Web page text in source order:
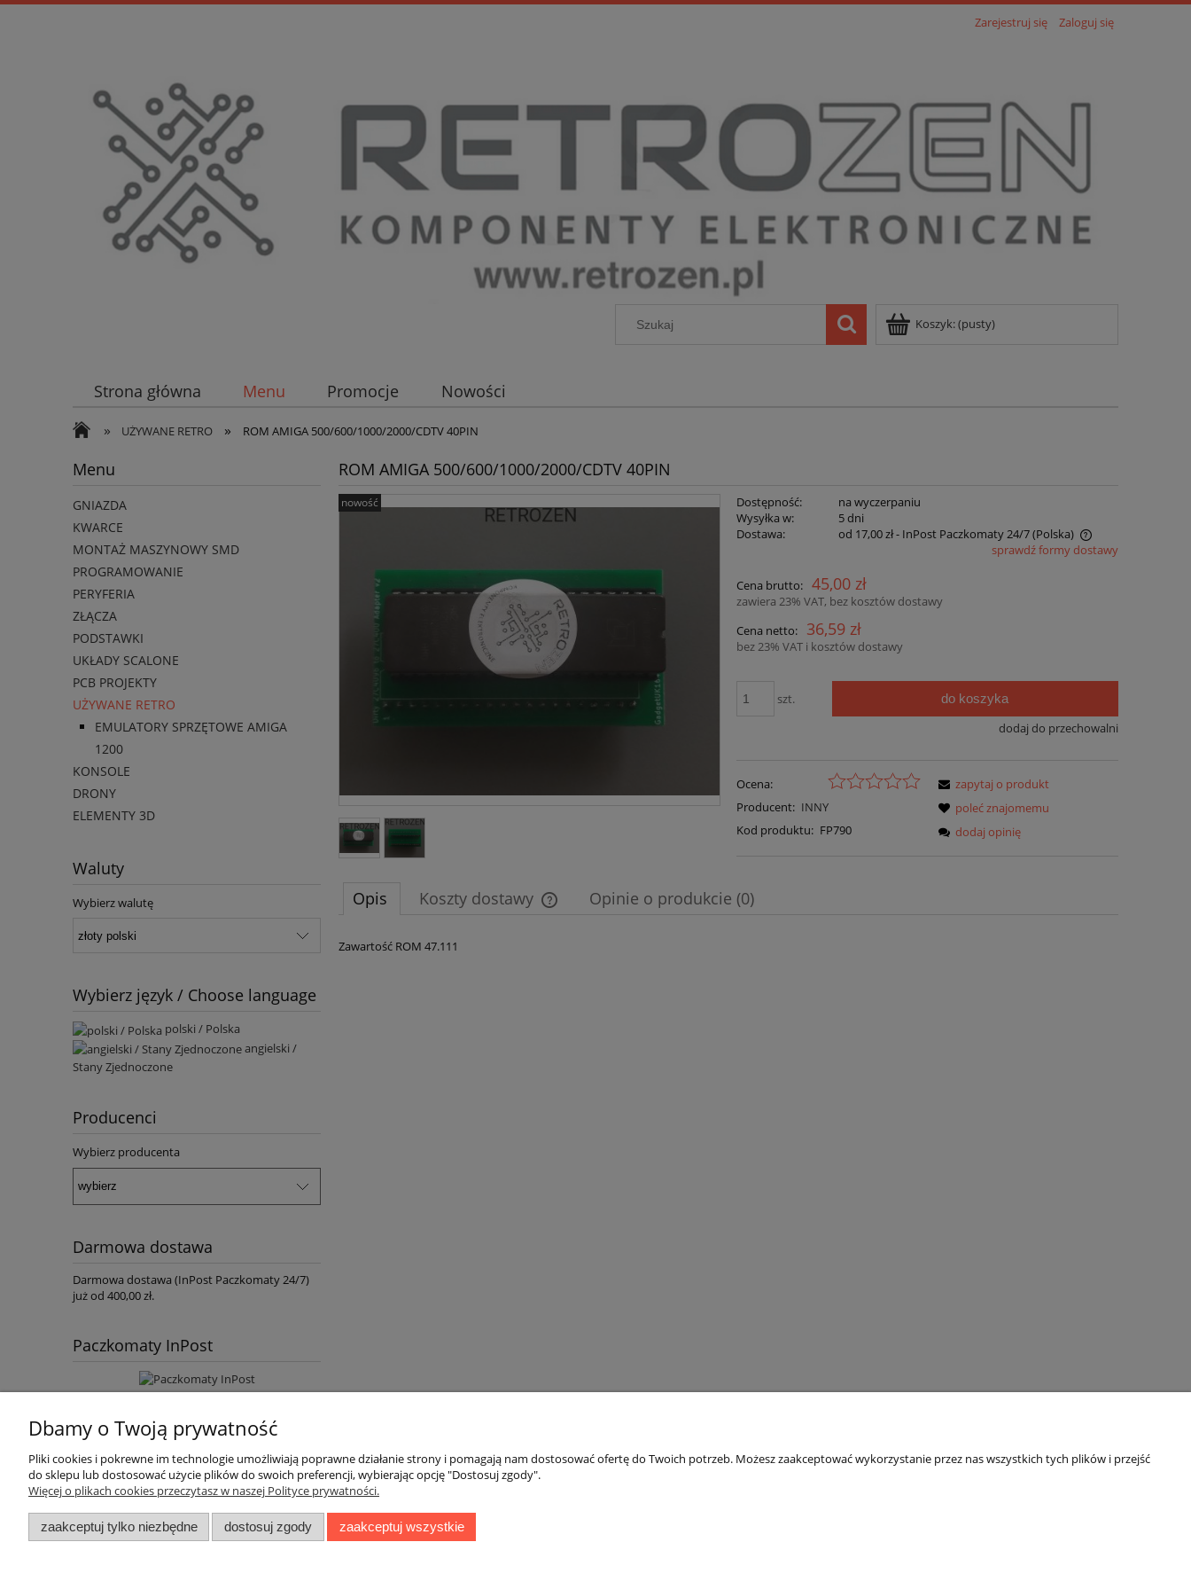
Zarejestruj się Zaloguj się
Koszyk:(pusty)
Strona główna Menu Promocje Nowości
» UŻYWANE RETRO » ROM AMIGA 500/600/1000/2000/CDTV 40PIN
Menu
GNIAZDA
KWARCE
MONTAŻ MASZYNOWY SMD
PROGRAMOWANIE
PERYFERIA
ZŁĄCZA
PODSTAWKI
UKŁADY SCALONE
PCB PROJEKTY
UŻYWANE RETRO
EMULATORY SPRZĘTOWE AMIGA
1200
KONSOLE
DRONY
ELEMENTY 3D
Waluty
Wybierz walutę
Wybierz język / Choose language
polski / Polska
angielski /
Stany Zjednoczone
Producenci
Wybierz producenta
Darmowa dostawa
Darmowa dostawa (InPost Paczkomaty 24/7)
już od 400,00 zł.
Paczkomaty InPost
ROM AMIGA 500/600/1000/2000/CDTV 40PIN
nowość Dostępność:
na wyczerpaniu
Wysyłka w:
5 dni
Dostawa:
od 17,00 zł- InPost Paczkomaty 24/7(Polska)
płatności
sprawdź formy dostawy
Cena brutto: 45,00 zł
zawiera 23% VAT, bez kosztów dostawy
Cena netto:
36,59 zł
bez 23% VAT i kosztów dostawy
szt. do koszyka
dodaj do przechowalni
Ocena:
Producent: INNY
Kod produktu: FP790
zapytaj o produkt
poleć znajomemu
dodaj opinię
Opis Koszty dostawy Opinie o produkcie (0)
Zawartość ROM 47.111
O nas
Blog
Regulamin sklepu
Dbamy o Twoją prywatność
Pliki cookies i pokrewne im technologie umożliwiają poprawne działanie strony i pomagają nam dostosować ofertę do Twoich potrzeb. Możesz zaakceptować wykorzystanie przez nas wszystkich tych plików i przejść
do sklepu lub dostosować użycie plików do swoich preferencji, wybierając opcję "Dostosuj zgody".
Więcej o plikach cookies przeczytasz w naszej Polityce prywatności.
zaakceptuj tylko niezbędne dostosuj zgody zaakceptuj wszystkie